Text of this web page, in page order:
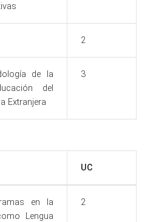
2
de la
del
Extranjera
3
UC
en la
Lengua
2